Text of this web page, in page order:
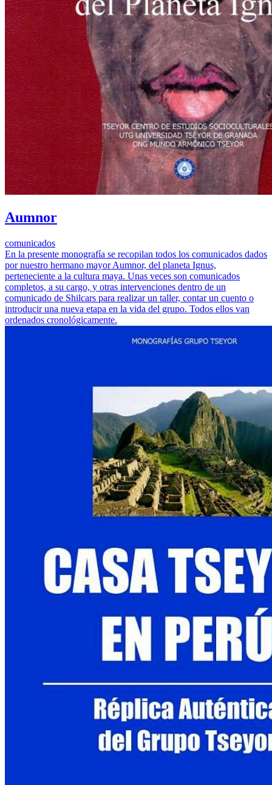
Aumnor
comunicados
En la presente monografía se recopilan todos los comunicados dados
por nuestro hermano mayor Aumnor, del planeta Ignus,
perteneciente a la cultura maya. Unas veces son comunicados
completos, a su cargo, y otras intervenciones dentro de un
comunicado de Shilcars para realizar un taller, contar un cuento o
introducir una nueva etapa en la vida del grupo. Todos ellos van
ordenados cronológicamente.